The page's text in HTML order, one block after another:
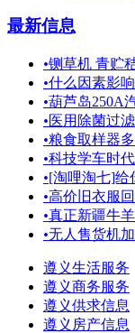
最新信息
•铡草机 青贮
•什么因素影
•葫芦岛250A
•医用除菌过
•粮食取样器
•科技学车时
•[淘哩淘七]给
•高价旧衣服
•真正新疆牛
•无人售货机
遵义生活服务
遵义商务服务
遵义供求信息
遵义房产信息